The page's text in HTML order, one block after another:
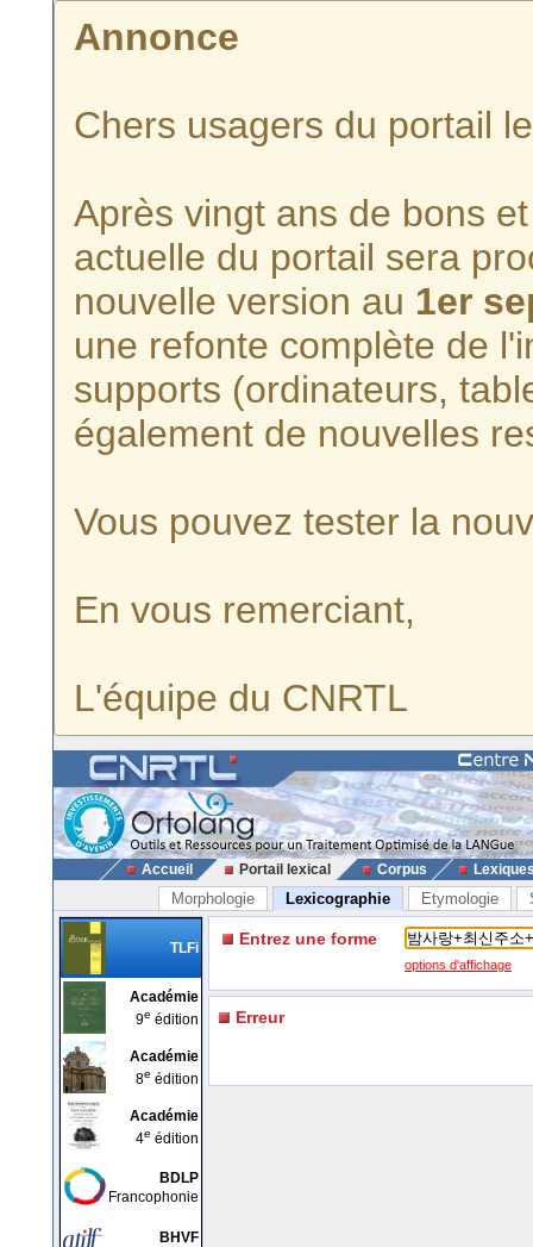
Annonce
Chers usagers du portail
Après vingt ans de bons
actuelle du portail sera
nouvelle version au 1er
une refonte complète de
supports (ordinateurs,
également de nouvelles
Vous pouvez tester la
En vous remerciant,
L'équipe du CNRTL
Accueil Portail lexical Corpus
Morphologie Lexicographie Etymologie
TLFi
Académie
9e édition
Académie
8e édition
Académie
4e édition
BDLP
Francophonie
BHVF
Entrez une forme
options d'affichage
Erreur